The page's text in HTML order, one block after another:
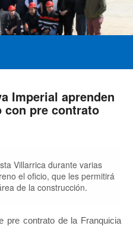
Imperial aprenden
con pre contrato
Villarrica durante varias
el oficio, que les permitirá
de la construcción.
pre contrato de la Franquicia